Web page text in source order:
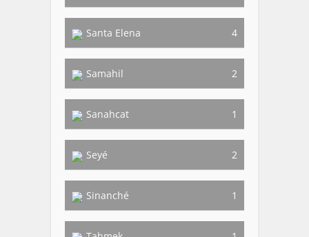
Santa Elena 4
Samahil 2
Sanahcat 1
Seyé 2
Sinanché 1